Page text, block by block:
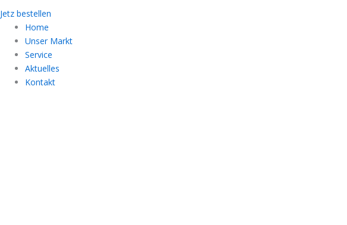
Jetz bestellen
Home
Unser Markt
Service
Aktuelles
Kontakt